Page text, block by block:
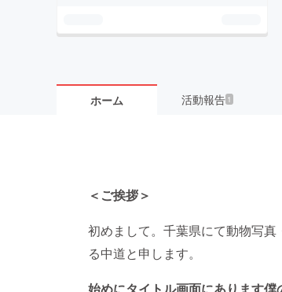
ホーム 活動報告 1
＜ご挨拶＞
初めまして。千葉県にて動物写
る中道と申します。
始めにタイトル画面にあります